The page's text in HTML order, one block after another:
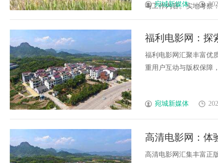
与工作内容。实地考察
宛城新媒体
福利电影网：探
福利电影网汇聚丰富优
重用户互动与版权保障
宛城新媒体
高清电影网：体
高清电影网汇集丰富正